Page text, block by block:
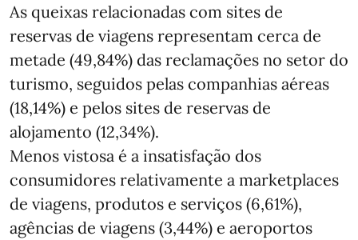
As queixas relacionadas com sites de
reservas de viagens representam cerca de
metade (49,84%) das reclamações no setor do
turismo, seguidos pelas companhias aéreas
(18,14%) e pelos sites de reservas de
alojamento (12,34%).
Menos vistosa é a insatisfação dos
consumidores relativamente a marketplaces
de viagens, produtos e serviços (6,61%),
agências de viagens (3,44%) e aeroportos